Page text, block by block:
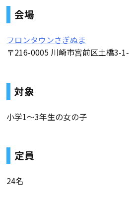
会場
フロンタウンさぎぬま
〒216-0005 川崎市宮前区土橋3-
対象
小学1～3年生の女の子
定員
24名